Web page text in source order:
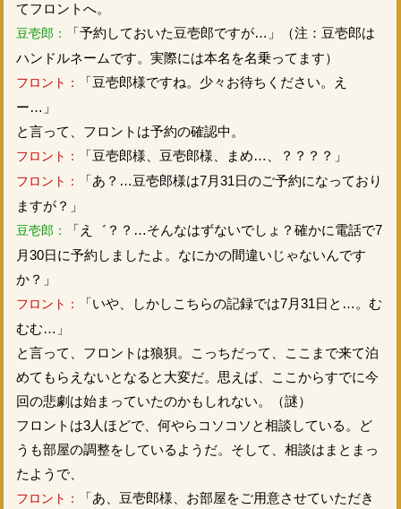
てフロントへ。
豆壱郎：
「予約しておいた豆壱郎ですが…」（注：豆壱郎は
ハンドルネームです。実際には本名を名乗ってます）
フロント：
「豆壱郎様ですね。少々お待ちください。え
ー…」
と言って、フロントは予約の確認中。
フロント： 「豆壱郎様、豆壱郎様、まめ…、？？？？」
フロント：
「あ？…豆壱郎様は7月31日のご予約になっており
ますが？」
豆壱郎：
「え゛？？…そんなはずないでしょ？確かに電話で7
月30日に予約しましたよ。なにかの間違いじゃないんです
か？」
フロント：
「いや、しかしこちらの記録では7月31日と…。む
むむ…」
と言って、フロントは狼狽。こっちだって、ここまで来て泊
めてもらえないとなると大変だ。思えば、ここからすでに今
回の悲劇は始まっていたのかもしれない。（謎）
フロントは3人ほどで、何やらコソコソと相談している。ど
うも部屋の調整をしているようだ。そして、相談はまとまっ
たようで、
フロント： 「あ、豆壱郎様、お部屋をご用意させていただき